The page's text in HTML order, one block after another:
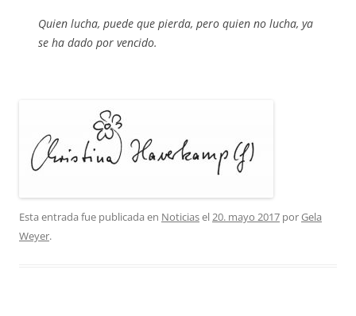
Quien lucha, puede que pierda, pero quien no lucha, ya
se ha dado por vencido.
Esta entrada fue publicada en Noticiasel20. mayo 2017 porGela
Weyer.